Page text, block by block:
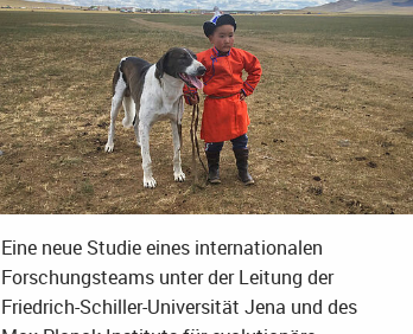
Eine neue Studie eines internationalen
Forschungsteams unter der Leitung der
Friedrich-Schiller-Universität Jena und des